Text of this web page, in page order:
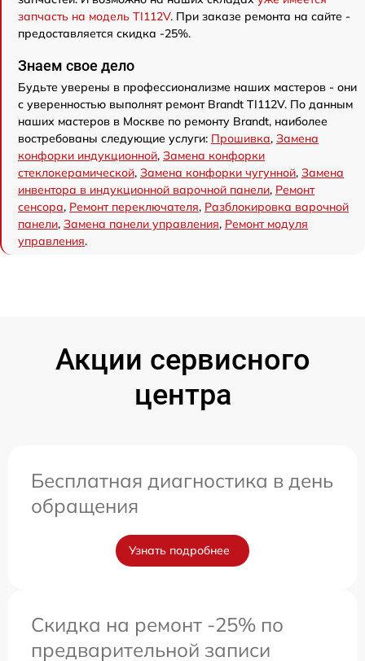
запчасть на модель TI112V. При заказе ремонта на сайте -
предоставляется скидка -25%.
Знаем свое дело
Будьте уверены в профессионализме наших мастеров - они
с уверенностью выполнят ремонт Brandt TI112V. По данным
наших мастеров в Москве по ремонту Brandt, наиболее
востребованы следующие услуги: Прошивка, Замена
конфорки индукционной, Замена конфорки
стеклокерамической, Замена конфорки чугунной, Замена
инвентора в индукционной варочной панели, Ремонт
сенсора, Ремонт переключателя, Разблокировка варочной
панели, Замена панели управления, Ремонт модуля
управления.
Акции сервисного
центра
Бесплатная диагностика в день
обращения
Узнать подробнее
Скидка на ремонт -25% по
предварительной записи